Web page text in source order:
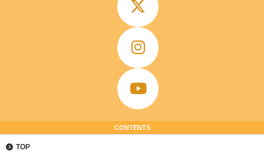
CONTENTS
TOP